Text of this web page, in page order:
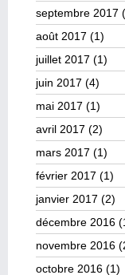
septembre 2017
août 2017 (1)
juillet 2017 (1)
juin 2017 (4)
mai 2017 (1)
avril 2017 (2)
mars 2017 (1)
février 2017 (1)
janvier 2017 (2)
décembre 2016
novembre 2016
octobre 2016 (1)